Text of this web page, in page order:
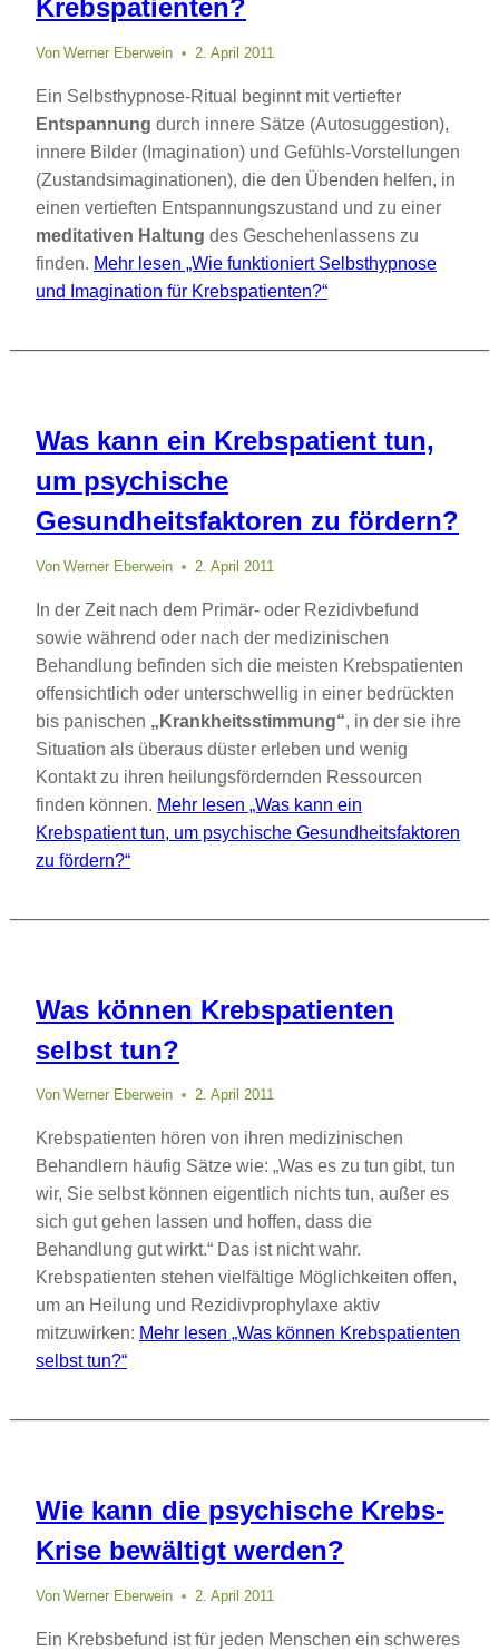
Krebspatienten?
Von Werner Eberwein 2. April 2011
Ein Selbsthypnose-Ritual beginnt mit vertiefter
Entspannung durch innere Sätze (Autosuggestion),
innere Bilder (Imagination) und Gefühls-Vorstellungen
(Zustandsimaginationen), die den Übenden helfen, in
einen vertieften Entspannungszustand und zu einer
meditativen Haltung des Geschehenlassens zu
finden. Mehr lesen „Wie funktioniert Selbsthypnose
und Imagination für Krebspatienten?“
Was kann ein Krebspatient tun,
um psychische
Gesundheitsfaktoren zu fördern?
Von Werner Eberwein 2. April 2011
In der Zeit nach dem Primär- oder Rezidivbefund
sowie während oder nach der medizinischen
Behandlung befinden sich die meisten Krebspatienten
offensichtlich oder unterschwellig in einer bedrückten
bis panischen „Krankheitsstimmung“, in der sie ihre
Situation als überaus düster erleben und wenig
Kontakt zu ihren heilungsfördernden Ressourcen
finden können. Mehr lesen „Was kann ein
Krebspatient tun, um psychische Gesundheitsfaktoren
zu fördern?“
Was können Krebspatienten
selbst tun?
Von Werner Eberwein 2. April 2011
Krebspatienten hören von ihren medizinischen
Behandlern häufig Sätze wie: „Was es zu tun gibt, tun
wir, Sie selbst können eigentlich nichts tun, außer es
sich gut gehen lassen und hoffen, dass die
Behandlung gut wirkt.“ Das ist nicht wahr.
Krebspatienten stehen vielfältige Möglichkeiten offen,
um an Heilung und Rezidivprophylaxe aktiv
mitzuwirken: Mehr lesen „Was können Krebspatienten
selbst tun?“
Wie kann die psychische Krebs-
Krise bewältigt werden?
Von Werner Eberwein 2. April 2011
Ein Krebsbefund ist für jeden Menschen ein schweres